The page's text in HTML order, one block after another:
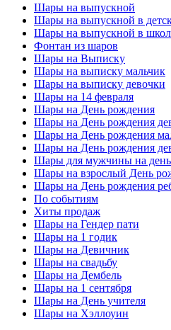
Шары на выпускной
Шары на выпускной в
Шары на выпускной в
Фонтан из шаров
Шары на Выписку
Шары на выписку мальчик
Шары на выписку девочки
Шары на 14 февраля
Шары на День рождения
Шары на День рождения
Шары на День рождения
Шары на День рождения
Шары для мужчины на
Шары на взрослый День
Шары на День рождения
По событиям
Хиты продаж
Шары на Гендер пати
Шары на 1 годик
Шары на Девичник
Шары на свадьбу
Шары на Дембель
Шары на 1 сентября
Шары на День учителя
Шары на Хэллоуин